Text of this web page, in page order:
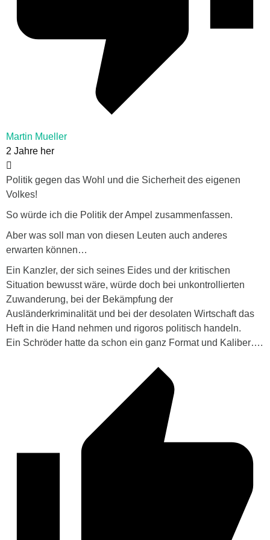
Martin Mueller
2 Jahre her
Politik gegen das Wohl und die Sicherheit des eigenen
Volkes!
So würde ich die Politik der Ampel zusammenfassen.
Aber was soll man von diesen Leuten auch anderes
erwarten können…
Ein Kanzler, der sich seines Eides und der kritischen
Situation bewusst wäre, würde doch bei unkontrollierten
Zuwanderung, bei der Bekämpfung der
Ausländerkriminalität und bei der desolaten Wirtschaft das
Heft in die Hand nehmen und rigoros politisch handeln.
Ein Schröder hatte da schon ein ganz Format und Kaliber….